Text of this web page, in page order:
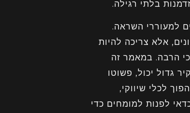
למעוררי השראה.
אלא צריכה להיות
הרבה. במאמר זה
קיר גדול יכול, פשוטו
לכלי שיווקי,
לפנות למומחים כדי